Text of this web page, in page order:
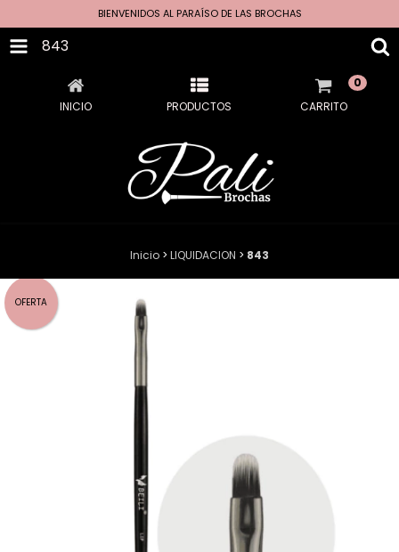
BIENVENIDOS AL PARAÍSO DE LAS BROCHAS
843
INICIO PRODUCTOS CARRITO
0
Inicio > LIQUIDACION > 843
OFERTA